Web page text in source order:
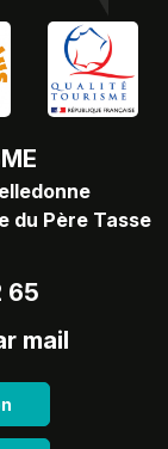
du Père Tasse
65
mail